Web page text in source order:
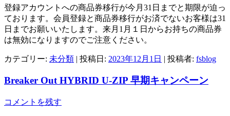
登録アカウントへの商品券移行が今月31日までと期限が迫っ
ております。会員登録と商品券移行がお済でないお客様は31
日までお願いいたします。来月1月１日からお持ちの商品券
は無効になりますのでご注意ください。
カテゴリー: 未分類 | 投稿日: 2023年12月1日 | 投稿者: fsblog
Breaker Out HYBRID U-ZIP 早期キャンペーン
コメントを残す